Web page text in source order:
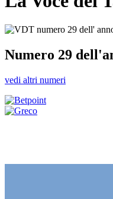
Numero 29
vedi altri numeri